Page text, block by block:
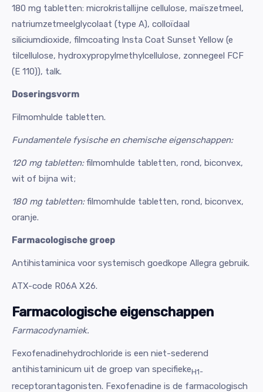
180 mg tabletten: microkristallijne cellulose, maïszetmeel,
natriumzetmeelglycolaat (type A), colloïdaal
siliciumdioxide, filmcoating Insta Coat Sunset Yellow (e
tilcellulose, hydroxypropylmethylcellulose, zonnegeel FCF
(E 110)), talk.
Doseringsvorm
Filmomhulde tabletten.
Fundamentele fysische en chemische eigenschappen:
120 mg tabletten:filmomhulde tabletten, rond, biconvex,
wit of bijna wit;
180 mg tabletten:filmomhulde tabletten, rond, biconvex,
oranje.
Farmacologische groep
Antihistaminica voor systemisch goedkope Allegra gebruik.
ATX-code R06A X26.
Farmacologische eigenschappen
Farmacodynamiek.
Fexofenadinehydrochloride is een niet-sederend
antihistaminicum uit de groep van specifiekeH1-
receptorantagonisten. Fexofenadine is de farmacologisch